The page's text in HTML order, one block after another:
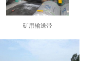
矿用输送带